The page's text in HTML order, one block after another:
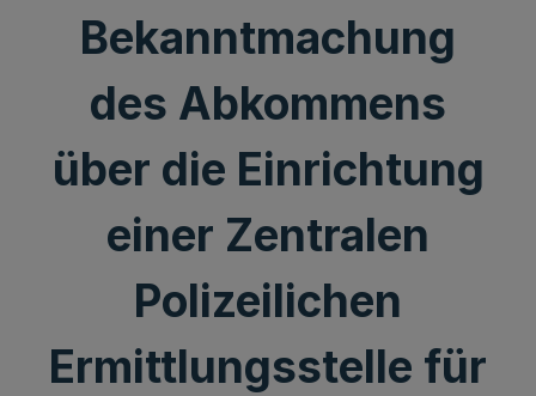
Bekanntmachung
des Abkommens
über die Einrichtung
einer Zentralen
Polizeilichen
Ermittlungsstelle für